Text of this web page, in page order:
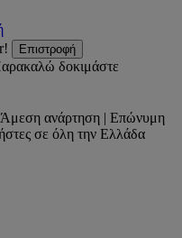
Επιστροφή
δοκιμάστε
Άμεση ανάρτηση | Επώνυμη
σε όλη την Ελλάδα